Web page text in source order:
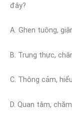
đây?
A. Ghen tuông,
B. Trung thực,
C. Thông cảm,
D. Quan tâm,